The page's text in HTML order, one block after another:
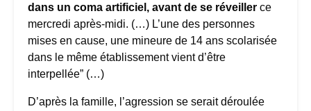
dans un coma artificiel, avant de se réveiller ce
mercredi après-midi. (…) L’une des personnes
mises en cause, une mineure de 14 ans scolarisée
dans le même établissement vient d’être
interpellée” (…)
D’après la famille, l’agression se serait déroulée